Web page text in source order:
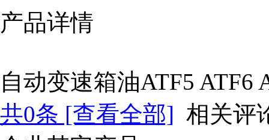
产品详情
自动变速箱油ATF5 ATF6
共0条 [查看全部] 相关评